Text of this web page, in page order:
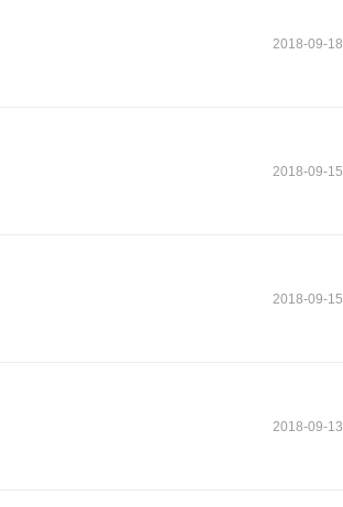
2018-09-18
2018-09-15
2018-09-15
2018-09-13